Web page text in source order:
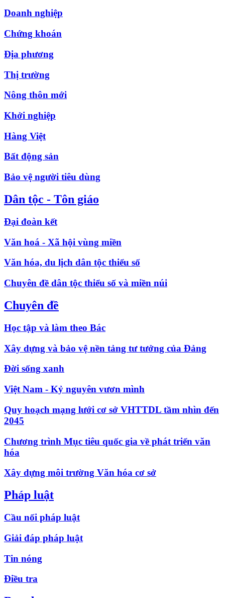
Doanh nghiệp
Chứng khoán
Địa phương
Thị trường
Nông thôn mới
Khởi nghiệp
Hàng Việt
Bất động sản
Bảo vệ người tiêu dùng
Dân tộc - Tôn giáo
Đại đoàn kết
Văn hoá - Xã hội vùng miền
Văn hóa, du lịch dân tộc thiểu số
Chuyên đề dân tộc thiểu số và miền núi
Chuyên đề
Học tập và làm theo Bác
Xây dựng và bảo vệ nền tảng tư tưởng của Đảng
Đời sống xanh
Việt Nam - Kỷ nguyên vươn mình
Quy hoạch mạng lưới cơ sở VHTTDL tầm nhìn đến
2045
Chương trình Mục tiêu quốc gia về phát triển văn
hóa
Xây dựng môi trường Văn hóa cơ sở
Pháp luật
Cầu nối pháp luật
Giải đáp pháp luật
Tin nóng
Điều tra